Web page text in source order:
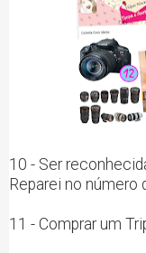
10 - Ser
Reparei no número
11 - Comprar um